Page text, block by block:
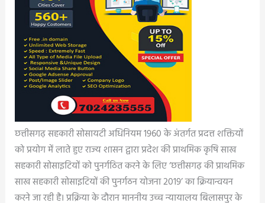
छत्तीसगढ़ सहकारी सोसायटी अधिनियम 1960 के अंतर्गत प्रदत्त शक्तियों
को प्रयोग में लाते हुए राज्य शासन द्वारा प्रदेश की प्राथमिक कृषि साख
सहकारी सोसाइटियों को पुनर्गठित करने के लिए ‘छत्तीसगढ़ की प्राथमिक
साख सहकारी सोसाइटियों की पुनर्गठन योजना 2019’ का क्रियान्वयन
करने जा रही है। प्रक्रिया के दौरान माननीय उच्च न्यायालय बिलासपुर के